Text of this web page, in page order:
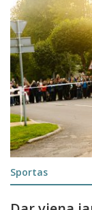
Sportas